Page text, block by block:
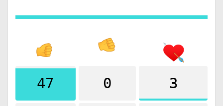
47 0 3